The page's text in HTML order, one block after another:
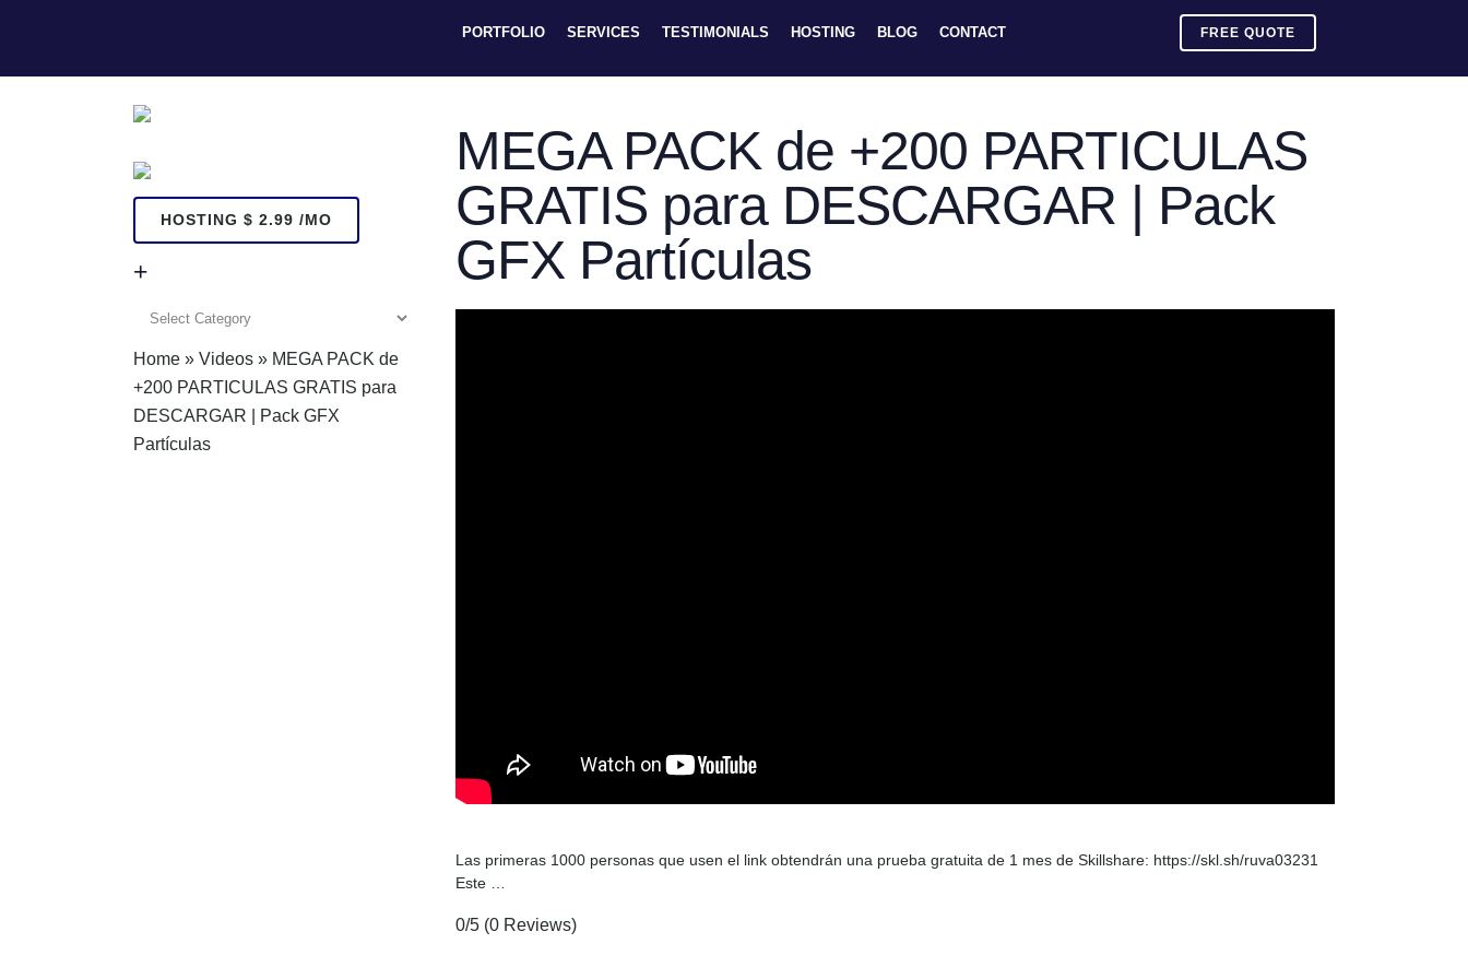
FREE QUOTE
PORTFOLIO SERVICES TESTIMONIALS HOSTING BLOG CONTACT
HOSTING $ 2.99 /MO
+
Home » Videos » MEGA PACK de
+200 PARTICULAS GRATIS para
DESCARGAR | Pack GFX
Partículas
MEGA PACK de +200 PARTICULAS
GRATIS para DESCARGAR | Pack
GFX Partículas
Las primeras 1000 personas que usen el link obtendrán una prueba gratuita de 1 mes de Skillshare: https://skl.sh/ruva03231
Este …
0/5 (0 Reviews)